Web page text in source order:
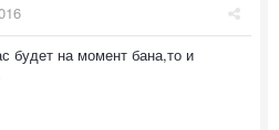
будет на момент бана,то и